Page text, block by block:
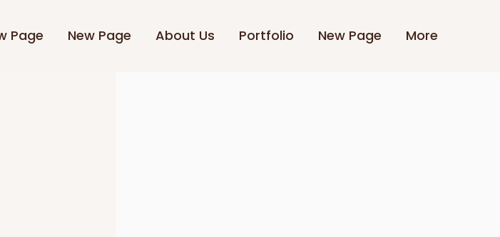
Page New Page About Us Portfolio New Page More